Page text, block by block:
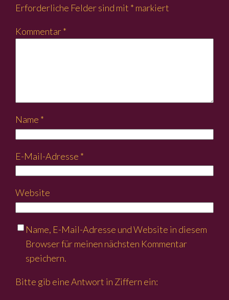
Erforderliche Felder sind mit * markiert
Kommentar*
Name *
E-Mail-Adresse *
Website
Name, E-Mail-Adresse und Website in diesem
Browser für meinen nächsten Kommentar
speichern.
Bitte gib eine Antwort in Ziffern ein: